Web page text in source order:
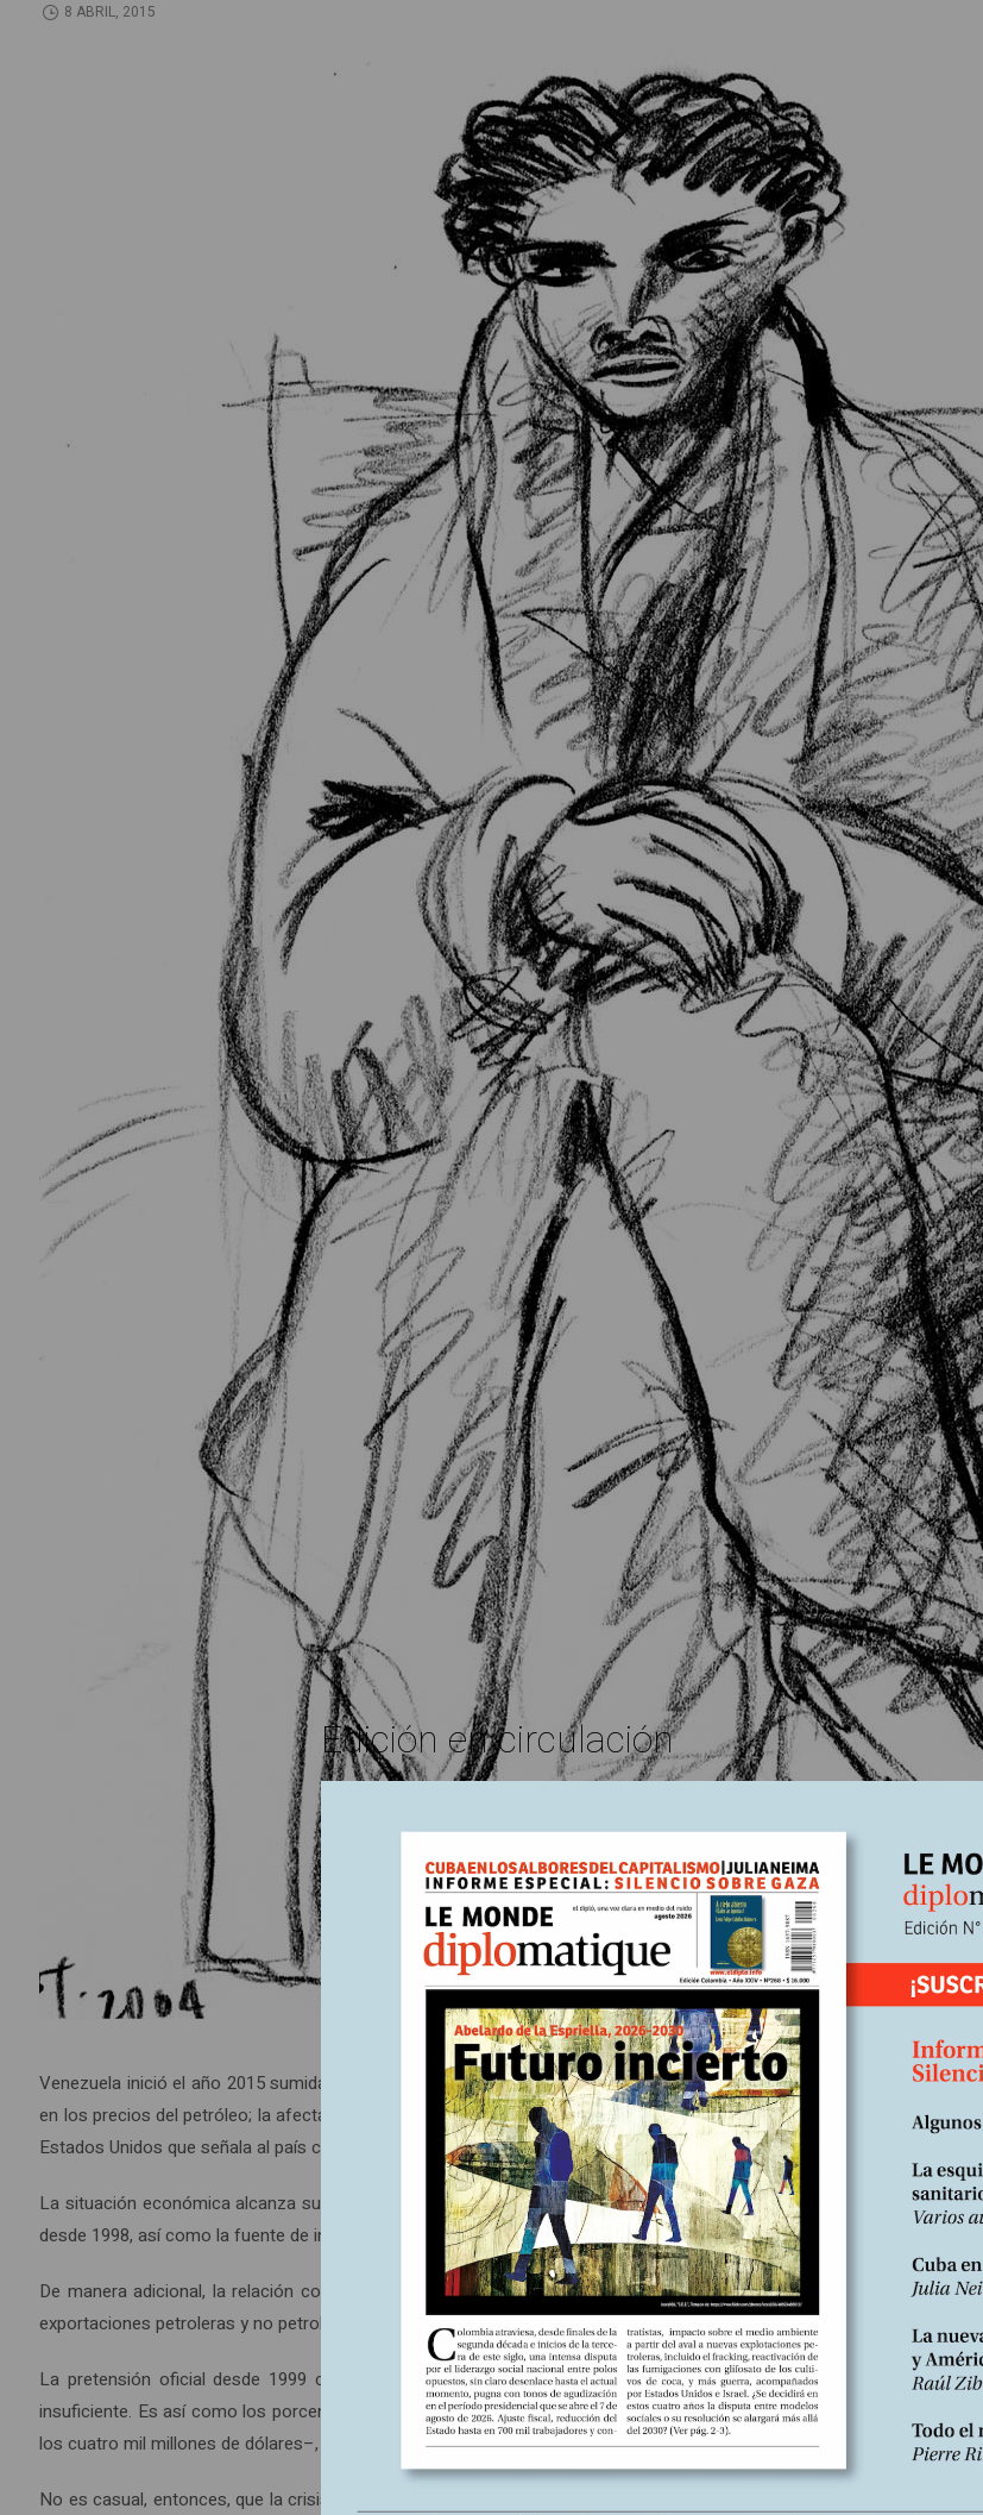
8 ABRIL, 2015
Venezuela inició el año 2015 sumida en una fuerte crisis. Sus manifestaciones principales e inocultables: un entorno
en los precios del petróleo; la afectación del abastecimiento de productos de primera necesidad, y el incremento en
Estados Unidos que señala al país como amenaza para su Seguridad Nacional.
La situación económica alcanza su máxima tensión por la relación de dependencia que mantiene Venezuela de las
desde 1998, así como la fuente de ingresos en divisas extranjeras generadas en un 94 por ciento por la producción
De manera adicional, la relación comercial existente con los Estados Unidos de 10.500 millones de dólares
exportaciones petroleras y no petroleras hacia ese destino en 29 y 26 por ciento respectivamente.
La pretensión oficial desde 1999 con su política comercial, ha buscado la disminución del grado de
insuficiente. Es así como los porcentajes por lógica exportadora han caído casi a la mitad, mientras que por
los cuatro mil millones de dólares–, ha disminuido más de un 20 por ciento en relación al total.
No es casual, entonces, que la crisis generada en Venezuela esté íntimamente conectada con los intereses
Edición en circulación